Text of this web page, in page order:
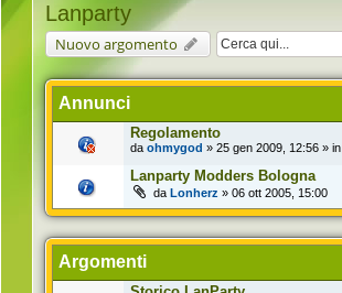
Lanparty
Nuovo argomento
Annunci
Regolamento
da ohmygod » 25 gen 2009, 12:56 » in
Lanparty Modders Bologna
da Lonherz » 06 ott 2005, 15:00
Argomenti